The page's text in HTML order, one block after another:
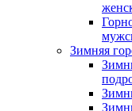
Зимняя